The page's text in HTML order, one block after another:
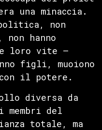
una minaccia.
politica, non
non hanno
loro vite —
figli, muoiono
il potere.
diversa da
del
totale, ma